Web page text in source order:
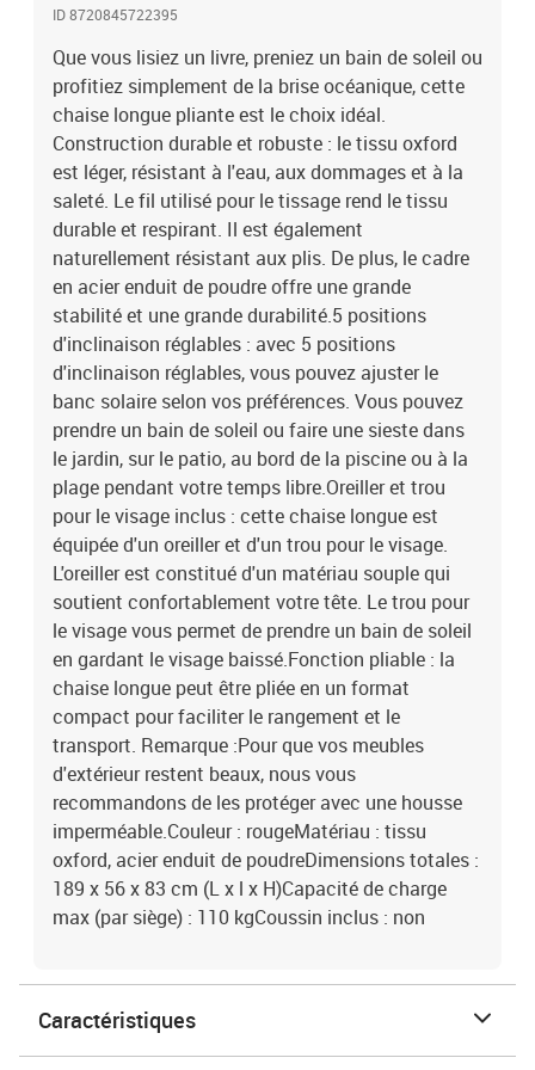
ID 8720845722395
Que vous lisiez un livre, preniez un bain de soleil ou
profitiez simplement de la brise océanique, cette
chaise longue pliante est le choix idéal.
Construction durable et robuste : le tissu oxford
est léger, résistant à l'eau, aux dommages et à la
saleté. Le fil utilisé pour le tissage rend le tissu
durable et respirant. Il est également
naturellement résistant aux plis. De plus, le cadre
en acier enduit de poudre offre une grande
stabilité et une grande durabilité.5 positions
d'inclinaison réglables : avec 5 positions
d'inclinaison réglables, vous pouvez ajuster le
banc solaire selon vos préférences. Vous pouvez
prendre un bain de soleil ou faire une sieste dans
le jardin, sur le patio, au bord de la piscine ou à la
plage pendant votre temps libre.Oreiller et trou
pour le visage inclus : cette chaise longue est
équipée d'un oreiller et d'un trou pour le visage.
L'oreiller est constitué d'un matériau souple qui
soutient confortablement votre tête. Le trou pour
le visage vous permet de prendre un bain de soleil
en gardant le visage baissé.Fonction pliable : la
chaise longue peut être pliée en un format
compact pour faciliter le rangement et le
transport. Remarque :Pour que vos meubles
d'extérieur restent beaux, nous vous
recommandons de les protéger avec une housse
imperméable.Couleur : rougeMatériau : tissu
oxford, acier enduit de poudreDimensions totales :
189 x 56 x 83 cm (L x l x H)Capacité de charge
max (par siège) : 110 kgCoussin inclus : non
Caractéristiques